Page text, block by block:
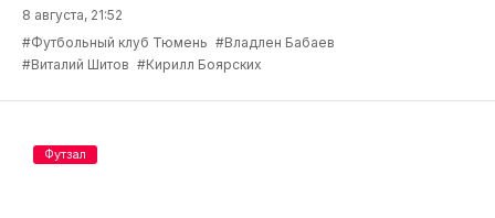
8 августа, 21:52
#Футбольный клуб Тюмень #Владлен Бабаев
#Виталий Шитов #Кирилл Боярских
Футзал